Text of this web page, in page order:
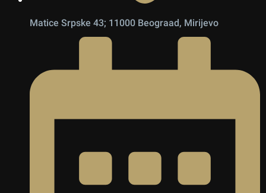
Matice Srpske 43; 11000 Beograad, Mirijevo